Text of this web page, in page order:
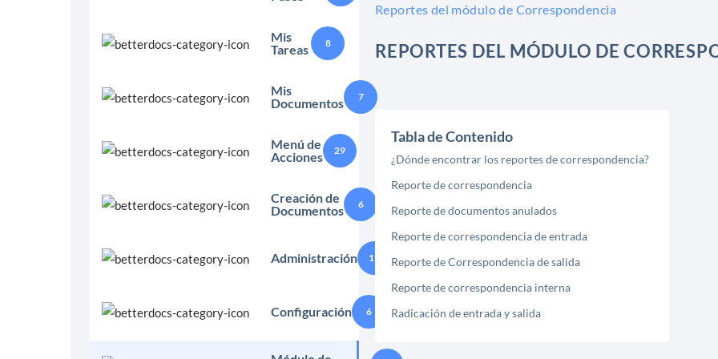
Mis
Tareas
8
Mis
Documentos
7
Menú de
Acciones
29
Creación de
Documentos
6
Administración 19
Configuración 6
Reportes del módulo de Correspondencia
REPORTES DEL MÓDULO DE
Tabla de Contenido
¿Dónde encontrar los reportes de correspondencia?
Reporte de correspondencia
Reporte de documentos anulados
Reporte de correspondencia de entrada
Reporte de Correspondencia de salida
Reporte de correspondencia interna
Radicación de entrada y salida